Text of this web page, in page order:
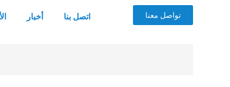
أخبار اتصل بنا تواصل معنا